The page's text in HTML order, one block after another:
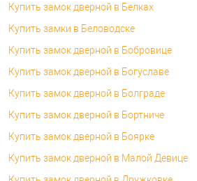
Купить замок дверной в Белках
Купить замки в Беловодске
Купить замок дверной в Бобровице
Купить замок дверной в Богуславе
Купить замок дверной в Болграде
Купить замок дверной в Бортниче
Купить замок дверной в Боярке
Купить замок дверной в Малой Девице